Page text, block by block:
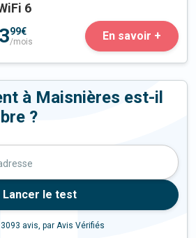
6
99€
/mois En savoir +
à Maisnières est-il
?
Lancer le test
3093 avis, par Avis Vérifiés